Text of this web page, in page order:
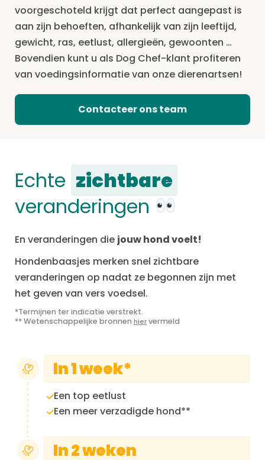
voorgeschoteld krijgt dat perfect aangepast is
aan zijn behoeften, afhankelijk van zijn leeftijd,
gewicht, ras, eetlust, allergieën, gewoonten …
Bovendien kunt u als Dog Chef-klant profiteren
van voedingsinformatie van onze dierenartsen!
Contacteer ons team
Echte zichtbare
veranderingen
En veranderingen die jouw hond voelt!
Hondenbaasjes merken snel zichtbare
veranderingen op nadat ze begonnen zijn met
het geven van vers voedsel.
*Termijnen ter indicatie verstrekt.
** Wetenschappelijke bronnen hiervermeld
In 1 week*
Een top eetlust
Een meer verzadigde hond**
In 2 weken